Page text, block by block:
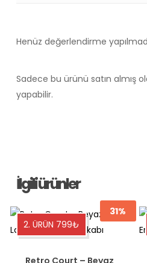
Henüz değerlendirme
Sadece bu ürünü satın almış
yapabilir.
İlgili ürünler
2. ÜRÜN 799₺
Bu
ürünün
31%